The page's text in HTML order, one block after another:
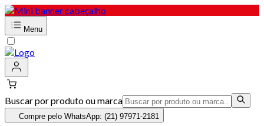
Menu
Buscar por produto ou marca
Compre pelo WhatsApp: (21) 97971-2181